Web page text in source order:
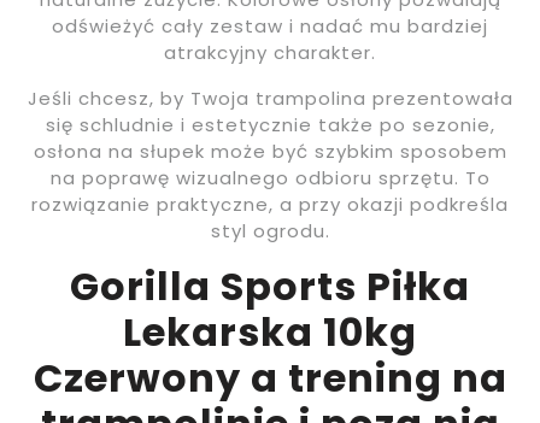
odświeżyć cały zestaw i nadać mu bardziej
atrakcyjny charakter.
Jeśli chcesz, by Twoja trampolina prezentowała
się schludnie i estetycznie także po sezonie,
osłona na słupek może być szybkim sposobem
na poprawę wizualnego odbioru sprzętu. To
rozwiązanie praktyczne, a przy okazji podkreśla
styl ogrodu.
Gorilla Sports Piłka
Lekarska 10kg
Czerwony a trening na